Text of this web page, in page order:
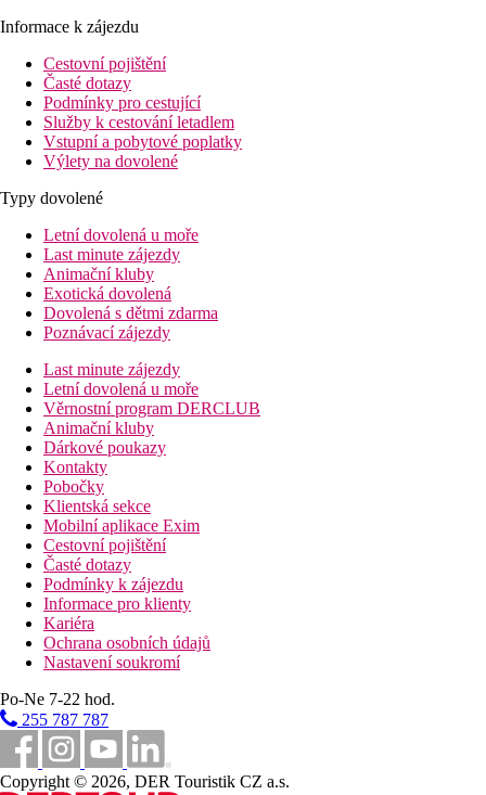
Informace k zájezdu
Cestovní pojištění
Časté dotazy
Podmínky pro cestující
Služby k cestování letadlem
Vstupní a pobytové poplatky
Výlety na dovolené
Typy dovolené
Letní dovolená u moře
Last minute zájezdy
Animační kluby
Exotická dovolená
Dovolená s dětmi zdarma
Poznávací zájezdy
Last minute zájezdy
Letní dovolená u moře
Věrnostní program DERCLUB
Animační kluby
Dárkové poukazy
Kontakty
Pobočky
Klientská sekce
Mobilní aplikace Exim
Cestovní pojištění
Časté dotazy
Podmínky k zájezdu
Informace pro klienty
Kariéra
Ochrana osobních údajů
Nastavení soukromí
Po-Ne 7-22 hod.
255 787 787
Copyright © 2026, DER Touristik CZ a.s.